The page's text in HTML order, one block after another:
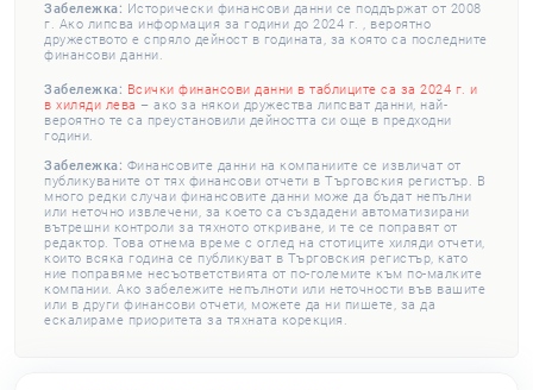
Забележка: Исторически финансови данни се поддържат от 2008
г. Ако липсва информация за години до 2024 г. , вероятно
дружеството е спряло дейност в годината, за която са последните
финансови данни.
Забележка: Всички финансови данни в таблиците са за 2024 г. и
в хиляди лева – ако за някои дружества липсват данни, най-
вероятно те са преустановили дейността си още в предходни
години.
Забележка: Финансовите данни на компаниите се извличат от
публикуваните от тях финансови отчети в Търговския регистър. В
много редки случаи финансовите данни може да бъдат непълни
или неточно извлечени, за което са създадени автоматизирани
вътрешни контроли за тяхното откриване, и те се поправят от
редактор. Това отнема време с оглед на стотиците хиляди отчети,
които всяка година се публикуват в Търговския регистър, като
ние поправяме несъответствията от по-големите към по-малките
компании. Ако забележите непълноти или неточности във вашите
или в други финансови отчети, можете да ни пишете, за да
ескалираме приоритета за тяхната корекция.